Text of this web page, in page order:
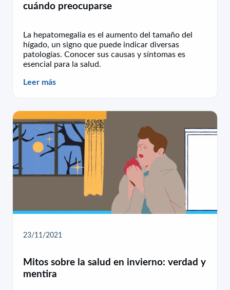
cuándo preocuparse
La hepatomegalia es el aumento del tamaño del
hígado, un signo que puede indicar diversas
patologías. Conocer sus causas y síntomas es
esencial para la salud.
Leer más
23/11/2021
Mitos sobre la salud en invierno: verdad y
mentira